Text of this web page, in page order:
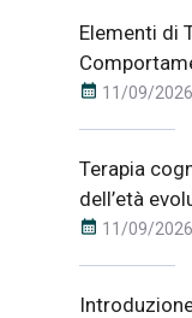
Elementi di
calendar_month 11/09/2026
Terapia
dell’età
calendar_month 11/09/2026